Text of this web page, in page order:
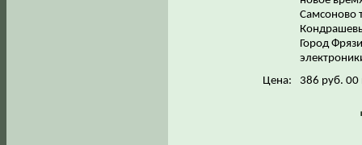
Самсоново
Город
Цена:
386 руб. 00